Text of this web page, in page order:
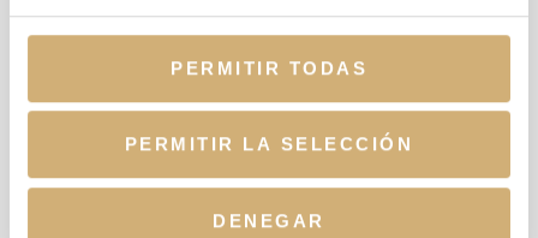
PERMITIR TODAS
PERMITIR LA SELECCIÓN
DENEGAR
Si lo desea también puede consultarnos a través de WhatsApp,
o cualquiera de nuestros canales alternativos. Estaremos
bursitis, cirugía de pie
Deja una respuesta